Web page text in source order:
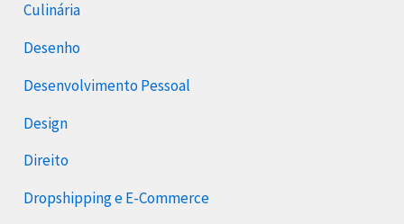
Culinária
Desenho
Desenvolvimento Pessoal
Design
Direito
Dropshipping e E-Commerce